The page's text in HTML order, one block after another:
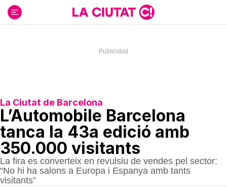
contenido
La Ciutat de Barcelona
L’Automobile Barcelona
tanca la 43a edició amb
350.000 visitants
La fira es converteix en revulsiu de vendes pel sector:
“No hi ha salons a Europa i Espanya amb tants
visitants”